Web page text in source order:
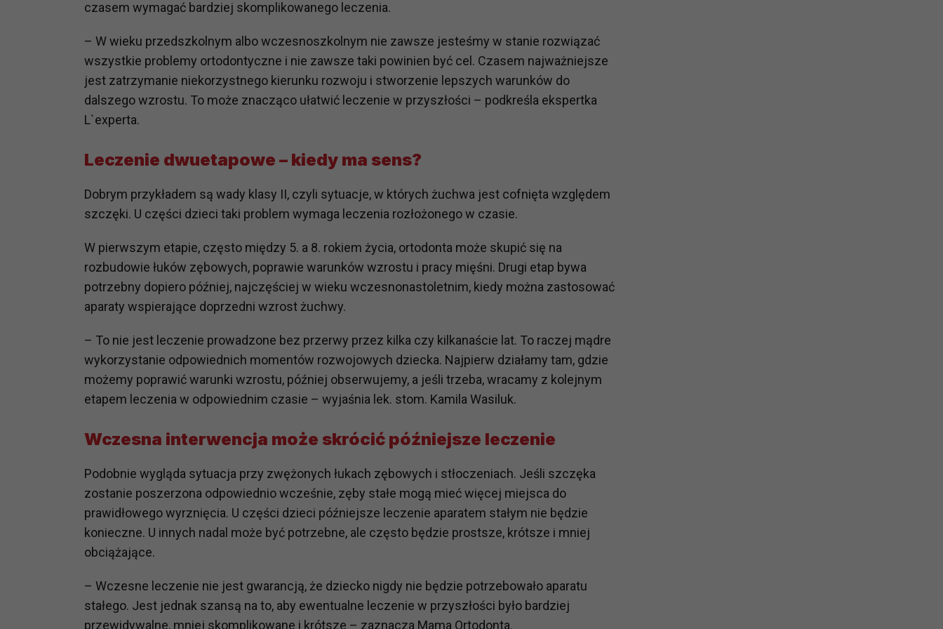
czasem wymagać bardziej skomplikowanego leczenia.
– W wieku przedszkolnym albo wczesnoszkolnym nie zawsze jesteśmy w stanie rozwiązać
wszystkie problemy ortodontyczne i nie zawsze taki powinien być cel. Czasem najważniejsze
jest zatrzymanie niekorzystnego kierunku rozwoju i stworzenie lepszych warunków do
dalszego wzrostu. To może znacząco ułatwić leczenie w przyszłości – podkreśla ekspertka
L`experta.
Leczenie dwuetapowe – kiedy ma sens?
Dobrym przykładem są wady klasy II, czyli sytuacje, w których żuchwa jest cofnięta względem
szczęki. U części dzieci taki problem wymaga leczenia rozłożonego w czasie.
W pierwszym etapie, często między 5. a 8. rokiem życia, ortodonta może skupić się na
rozbudowie łuków zębowych, poprawie warunków wzrostu i pracy mięśni. Drugi etap bywa
potrzebny dopiero później, najczęściej w wieku wczesnonastoletnim, kiedy można zastosować
aparaty wspierające doprzedni wzrost żuchwy.
– To nie jest leczenie prowadzone bez przerwy przez kilka czy kilkanaście lat. To raczej mądre
wykorzystanie odpowiednich momentów rozwojowych dziecka. Najpierw działamy tam, gdzie
możemy poprawić warunki wzrostu, później obserwujemy, a jeśli trzeba, wracamy z kolejnym
etapem leczenia w odpowiednim czasie – wyjaśnia lek. stom. Kamila Wasiluk.
Wczesna interwencja może skrócić późniejsze leczenie
Podobnie wygląda sytuacja przy zwężonych łukach zębowych i stłoczeniach. Jeśli szczęka
zostanie poszerzona odpowiednio wcześnie, zęby stałe mogą mieć więcej miejsca do
prawidłowego wyrznięcia. U części dzieci późniejsze leczenie aparatem stałym nie będzie
konieczne. U innych nadal może być potrzebne, ale często będzie prostsze, krótsze i mniej
obciążające.
– Wczesne leczenie nie jest gwarancją, że dziecko nigdy nie będzie potrzebowało aparatu
stałego. Jest jednak szansą na to, aby ewentualne leczenie w przyszłości było bardziej
przewidywalne, mniej skomplikowane i krótsze – zaznacza Mama Ortodonta.
potrzebom
Komu możemy przekazać dane?
Zgodnie z obowiązującym prawem Twoje dane możemy przekazywać podmiotom przetwarzającym je na nasze zlecenie,
np. agencjom marketingowym, podwykonawcom naszych usług oraz podmiotom uprawnionym do uzyskania danych na podstawie
obowiązującego prawa np. sądy lub organy ścigania – oczywiście tylko gdy wystąpią z żądaniem w oparciu o stosowną podstawę
prawną. Pragniemy też wspomnieć, że na większości stron internetowych dane o ruchu użytkowników zbierane są przez naszych
Jakie masz prawa w stosunku do Twoich danych?
także wycofać zgodę na przetwarzanie danych osobowych, zgłosić sprzeciw oraz skorzystać z innych praw wymienionych
szczegółowo tutaj.
Jakie są podstawy prawne przetwarzania Twoich danych?
Każde przetwarzanie Twoich danych musi być oparte na właściwej, zgodnej z obowiązującymi przepisami, podstawie prawnej.
Podstawą prawną przetwarzania Twoich danych w celu świadczenia usług, w tym dopasowywania ich do Twoich zainteresowań,
analizowania ich i udoskonalania oraz zapewniania ich bezpieczeństwa jest niezbędność do wykonania umów o ich świadczenie
(tymi umowami są zazwyczaj regulaminy lub podobne dokumenty dostępne w usługach, z których korzystasz). Taką podstawą
Przetwarzanie Twoich danych w celach marketingowych podmiotów trzecich będzie odbywać się na podstawie Twojej dobrowolnej
zgody.